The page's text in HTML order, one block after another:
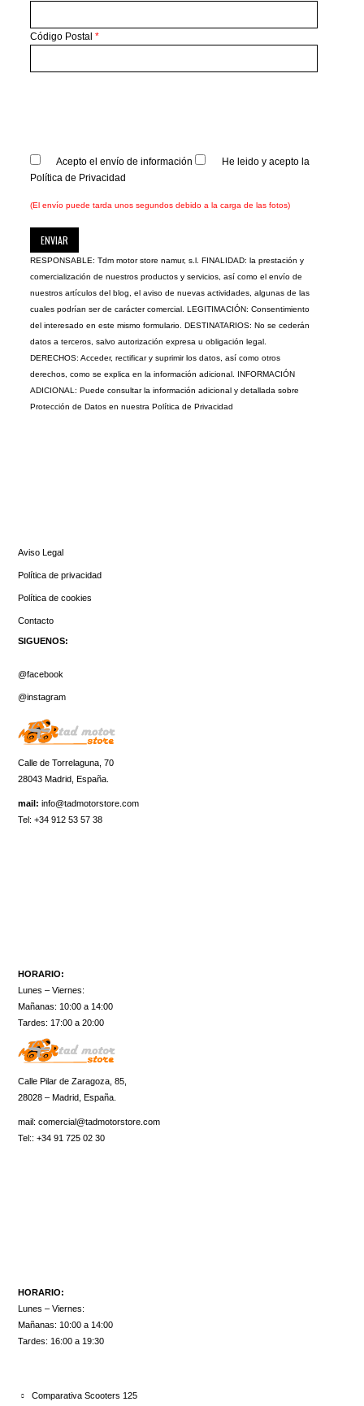
Código Postal*
Acepto el envío de información
He leido y acepto la
Política de Privacidad
(El envío puede tarda unos segundos debido a la carga de las fotos)
RESPONSABLE: Tdm motor store namur, s.l. FINALIDAD: la prestación y
comercialización de nuestros productos y servicios, así como el envío de
nuestros artículos del blog, el aviso de nuevas actividades, algunas de las
cuales podrían ser de carácter comercial. LEGITIMACIÓN: Consentimiento
del interesado en este mismo formulario. DESTINATARIOS: No se cederán
datos a terceros, salvo autorización expresa u obligación legal.
DERECHOS: Acceder, rectificar y suprimir los datos, así como otros
derechos, como se explica en la información adicional. INFORMACIÓN
ADICIONAL: Puede consultar la información adicional y detallada sobre
Protección de Datos en nuestraPolítica de Privacidad
Aviso Legal
Política de privacidad
Política de cookies
Contacto
SIGUENOS:
@facebook
@instagram
Calle de Torrelaguna, 70
28043 Madrid, España.
mail: info@tadmotorstore.com
Tel:+34912 53 57 38
HORARIO:
Lunes – Viernes:
Mañanas: 10:00 a 14:00
Tardes: 17:00 a 20:00
Calle Pilar de Zaragoza, 85,
28028 – Madrid, España.
mail:comercial@tadmotorstore.com
Tel:: +34 91 725 02 30
HORARIO:
Lunes – Viernes:
Mañanas: 10:00 a 14:00
Tardes: 16:00 a 19:30
Comparativa Scooters 125